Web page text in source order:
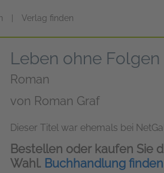
Verlag finden
Leben ohne Folgen
Roman
von Roman Graf
Dieser Titel war ehemals bei
Bestellen oder kaufen Sie
Wahl. Buchhandlung